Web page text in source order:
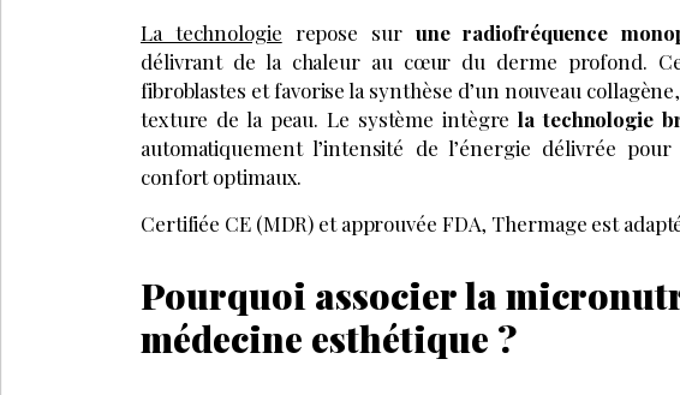
La technologie repose sur une radiofréquence
délivrant de la chaleur au cœur du derme profond.
fibroblastes et favorise la synthèse d’un nouveau
texture de la peau. Le système intègrela technologie
automatiquement l’intensité de l’énergie délivrée
confort optimaux.
Certifiée CE (MDR) et approuvée FDA, Thermage est
Pourquoi associer la
médecine esthétique ?